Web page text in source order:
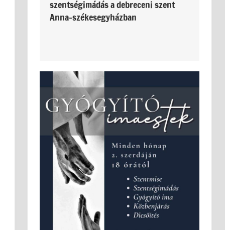
szentségimádás a debreceni szent
Anna-székesegyházban